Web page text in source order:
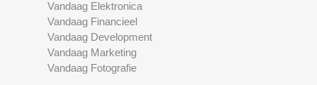
Vandaag Elektronica
Vandaag Financieel
Vandaag Development
Vandaag Marketing
Vandaag Fotografie